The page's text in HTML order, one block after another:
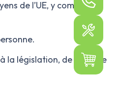
de l’UE, y compris les
la législation, de manière